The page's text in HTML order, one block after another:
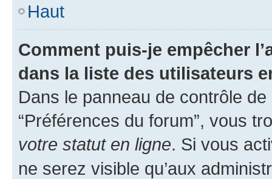
Haut
Comment puis-je empêcher
dans la liste des utilisateurs
Dans le panneau de contrôle
“Préférences du forum”, vous
votre statut en ligne. Si vous
ne serez visible qu’aux